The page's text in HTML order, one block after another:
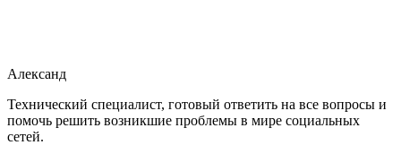
Александ
Технический специалист, готовый ответить на все вопросы и
помочь решить возникшие проблемы в мире социальных
сетей.